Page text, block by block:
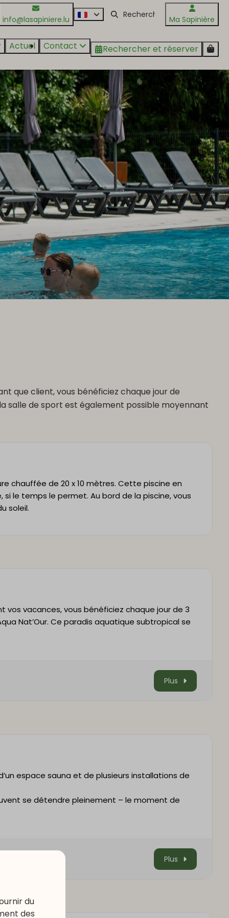
info@lasapiniere.lu Ma Sapinière
Actuel Contact Rechercher et réserver
que client, vous bénéficiez chaque jour de
la salle de sport est également possible moyennant
chauffée de 20 x 10 mètres. Cette piscine en
le temps le permet. Au bord de la piscine, vous
soleil.
vos vacances, vous bénéficiez chaque jour de 3
Nat’Our. Ce paradis aquatique subtropical se
Plus
espace sauna et de plusieurs installations de
se détendre pleinement – le moment de
Plus
du
des